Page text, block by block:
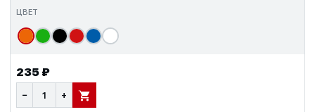
ЦВЕТ
235 ₽
− + В КОРЗИНУ